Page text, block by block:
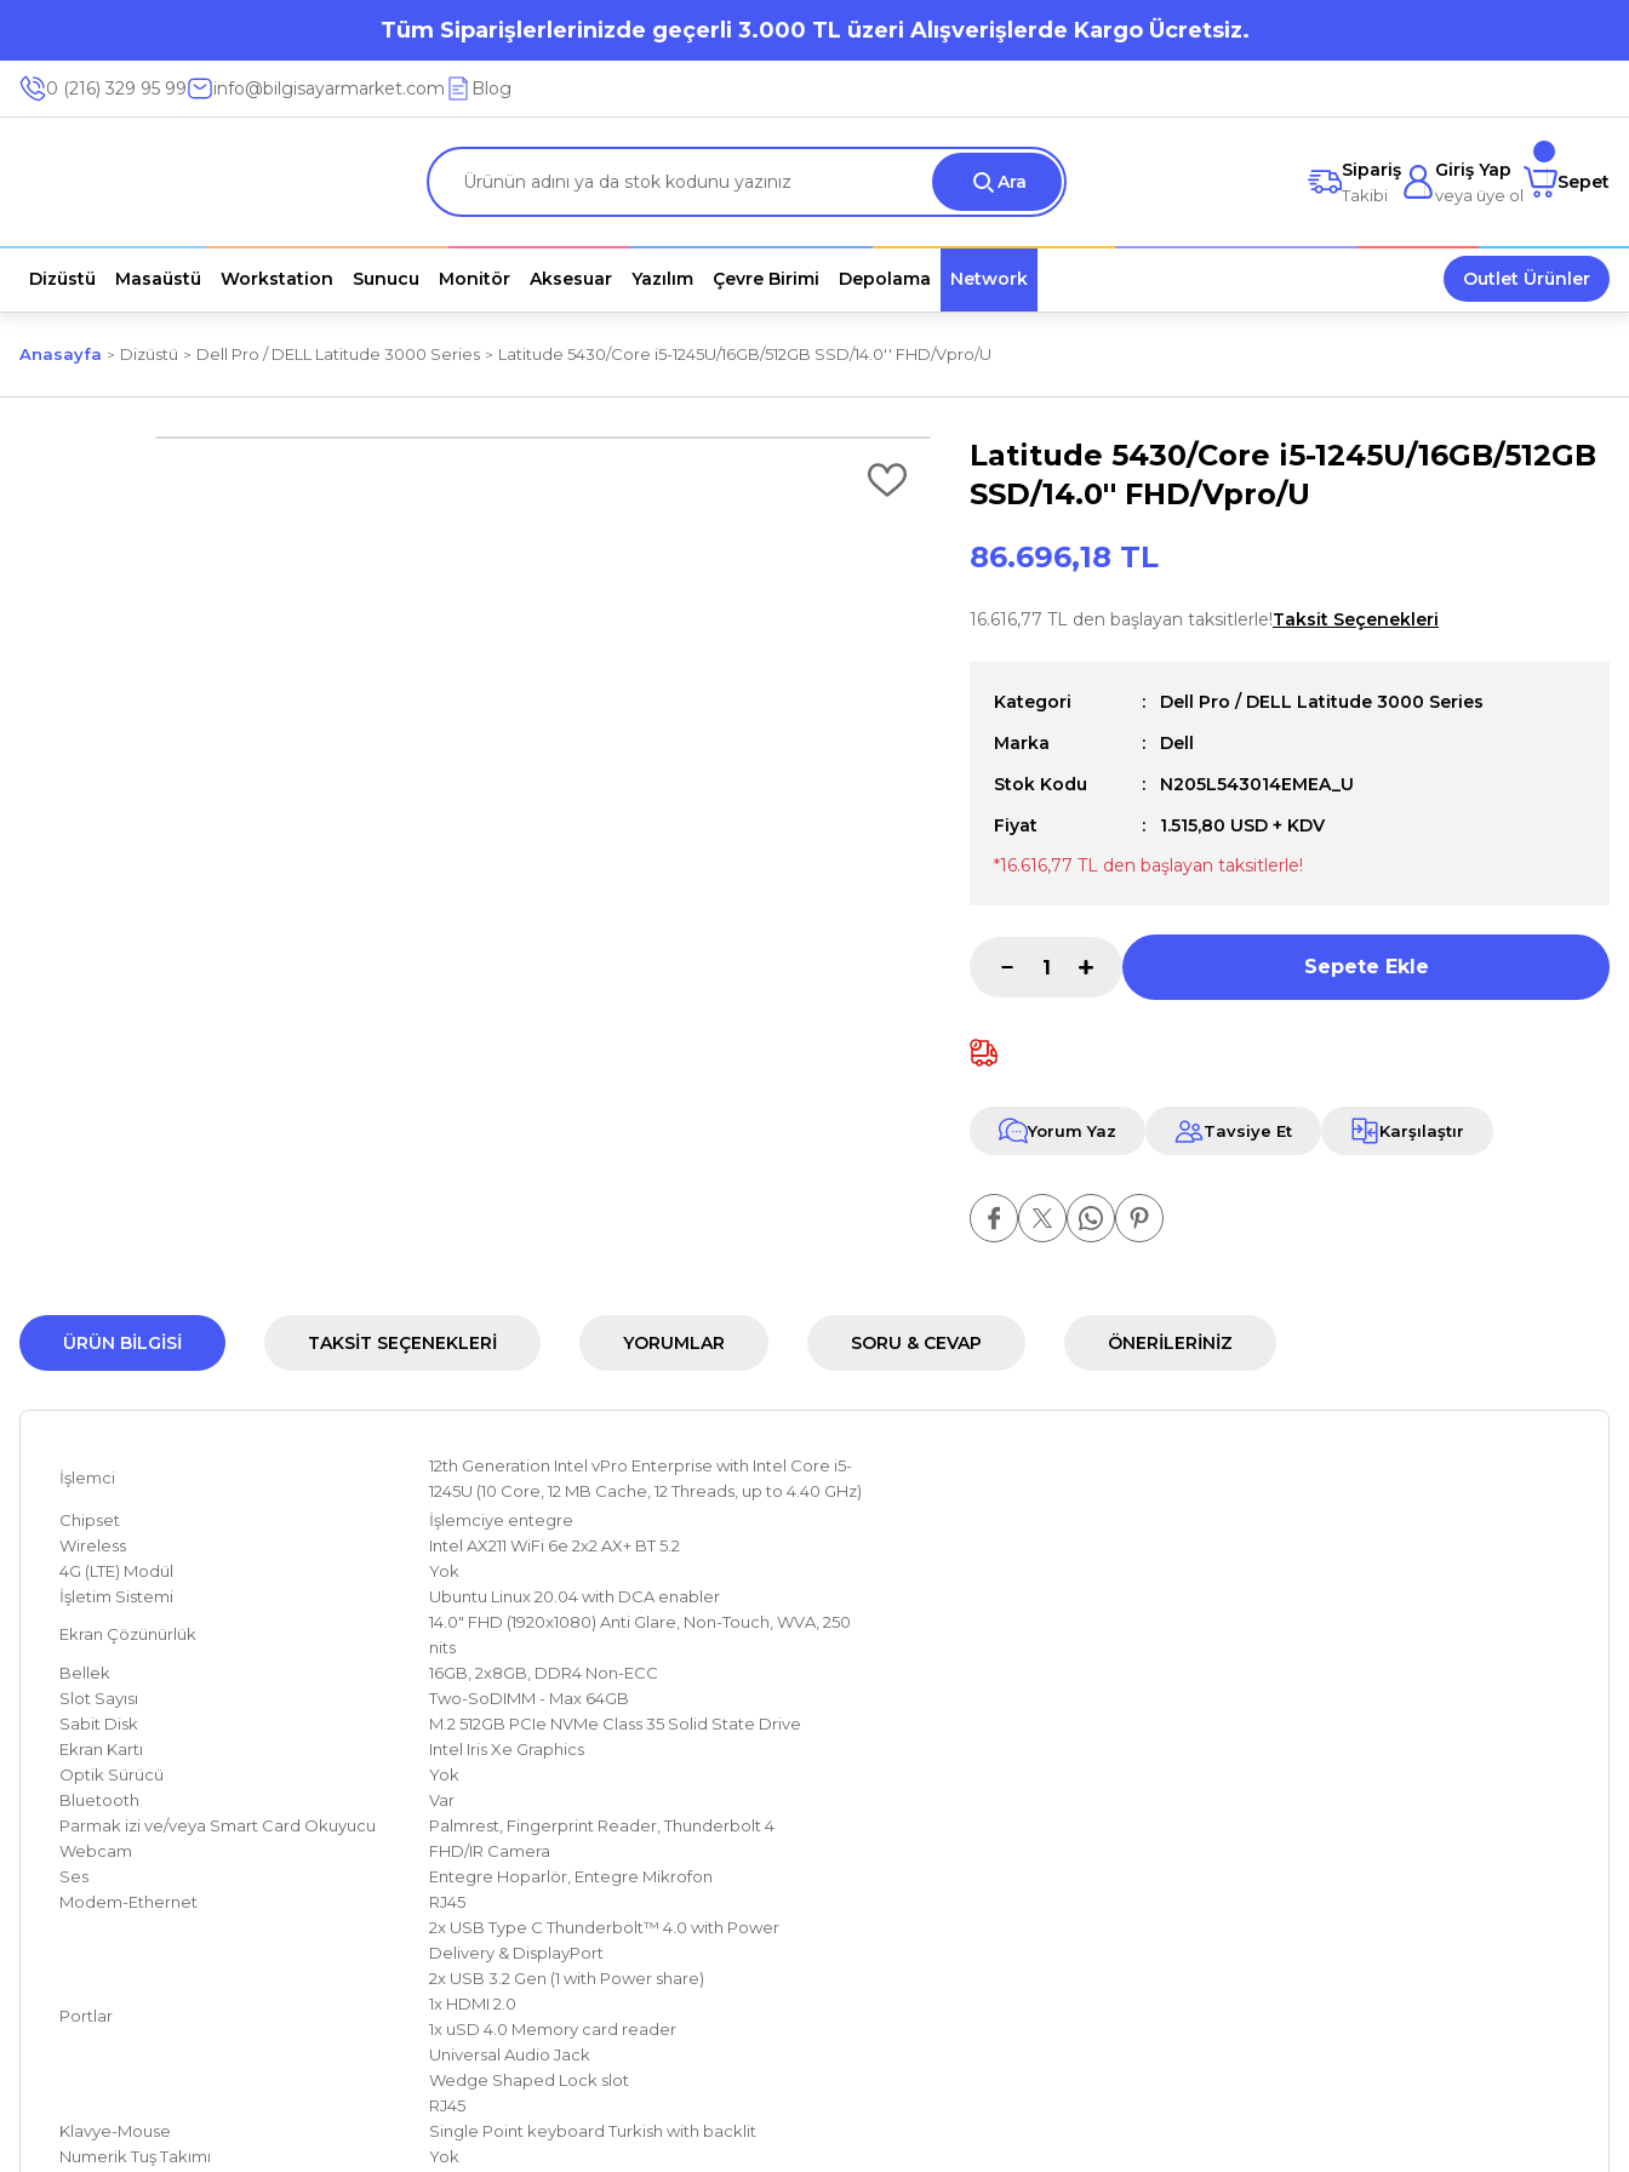
Tüm Siparişlerlerinizde geçerli 3.000 TL üzeri Alışverişlerde Kargo Ücretsiz.
0 (216) 329 95 99 info@bilgisayarmarket.com Blog
Ara
Sipariş
Takibi
Giriş Yap
veya üye ol
Sepet
Dizüstü Masaüstü Workstation Sunucu Monitör Aksesuar Yazılım Çevre Birimi Depolama Network Outlet Ürünler
Anasayfa Dizüstü Dell Pro / DELL Latitude 3000 Series Latitude 5430/Core i5-1245U/16GB/512GB SSD/14.0'' FHD/Vpro/U
Latitude 5430/Core i5-1245U/16GB/512GB
SSD/14.0'' FHD/Vpro/U
86.696,18 TL
16.616,77 TL den başlayan taksitlerle!Taksit Seçenekleri
Kategori
Dell Pro / DELL Latitude 3000 Series
Marka
Dell
Stok Kodu
N205L543014EMEA_U
Fiyat
1.515,80 USD + KDV
*16.616,77 TL den başlayan taksitlerle!
Sepete Ekle
Yorum Yaz Tavsiye Et Karşılaştır
ÜRÜN BILGISI TAKSIT SEÇENEKLERI YORUMLAR SORU & CEVAP ÖNERILERINIZ
İşlemci
12th Generation Intel vPro Enterprise with Intel Core i5-
1245U (10 Core, 12 MB Cache, 12 Threads, up to 4.40 GHz)
Chipset
İşlemciye entegre
Wireless
Intel AX211 WiFi 6e 2x2 AX+ BT 5.2
4G (LTE) Modül
Yok
İşletim Sistemi
Ubuntu Linux 20.04 with DCA enabler
Ekran Çözünürlük
14.0" FHD (1920x1080) Anti Glare, Non-Touch, WVA, 250
nits
Bellek
16GB, 2x8GB, DDR4 Non-ECC
Slot Sayısı
Two-SoDIMM - Max 64GB
Sabit Disk
M.2 512GB PCIe NVMe Class 35 Solid State Drive
Ekran Kartı
Intel Iris Xe Graphics
Optik Sürücü
Yok
Bluetooth
Var
Parmak izi ve/veya Smart Card Okuyucu
Palmrest, Fingerprint Reader, Thunderbolt 4
Webcam
FHD/IR Camera
Ses
Entegre Hoparlör, Entegre Mikrofon
Modem-Ethernet
RJ45
Portlar
2x USB Type C Thunderbolt™ 4.0 with Power
Delivery & DisplayPort
2x USB 3.2 Gen (1 with Power share)
1x HDMI 2.0
1x uSD 4.0 Memory card reader
Universal Audio Jack
Wedge Shaped Lock slot
RJ45
Klavye-Mouse
Single Point keyboard Turkish with backlit
Numerik Tuş Takımı
Yok